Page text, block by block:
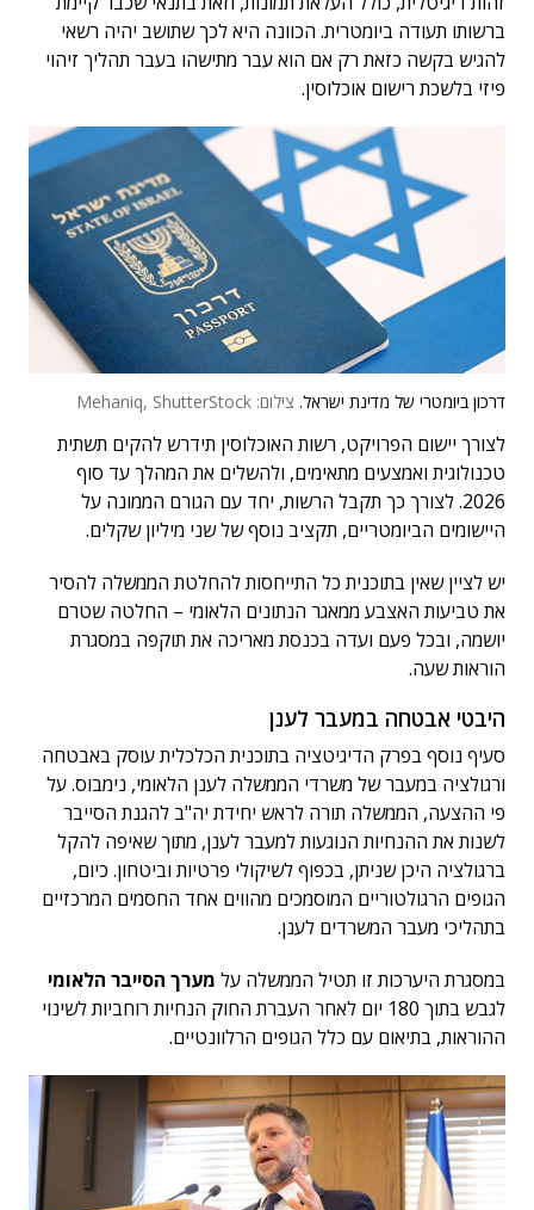
ברשותו תעודה ביומטרית. הכוונה היא לכך שתושב יהיה רשאי
להגיש בקשה כזאת רק אם הוא עבר מתישהו בעבר תהליך זיהוי
פיזי בלשכת רישום אוכלוסין.
דרכון ביומטרי של מדינת ישראל. צילום: Mehaniq, ShutterStock
לצורך יישום הפרויקט, רשות האוכלוסין תידרש להקים תשתית
טכנולוגית ואמצעים מתאימים, ולהשלים את המהלך עד סוף
2026. לצורך כך תקבל הרשות, יחד עם הגורם הממונה על
היישומים הביומטריים, תקציב נוסף של שני מיליון שקלים.
יש לציין שאין בתוכנית כל התייחסות להחלטת הממשלה להסיר
את טביעות האצבע ממאגר הנתונים הלאומי – החלטה שטרם
יושמה, ובכל פעם ועדה בכנסת מאריכה את תוקפה במסגרת
הוראות שעה.
היבטי אבטחה במעבר לענן
סעיף נוסף בפרק הדיגיטציה בתוכנית הכלכלית עוסק באבטחה
ורגולציה במעבר של משרדי הממשלה לענן הלאומי, נימבוס. על
פי ההצעה, הממשלה תורה לראש יחידת יה"ב להגנת הסייבר
לשנות את ההנחיות הנוגעות למעבר לענן, מתוך שאיפה להקל
ברגולציה היכן שניתן, בכפוף לשיקולי פרטיות וביטחון. כיום,
הגופים הרגולטוריים המוסמכים מהווים אחד החסמים המרכזיים
בתהליכי מעבר המשרדים לענן.
במסגרת היערכות זו תטיל הממשלה על מערך הסייבר הלאומי
לגבש בתוך 180 יום לאחר העברת החוק הנחיות רוחביות לשינוי
ההוראות, בתיאום עם כלל הגופים הרלוונטיים.